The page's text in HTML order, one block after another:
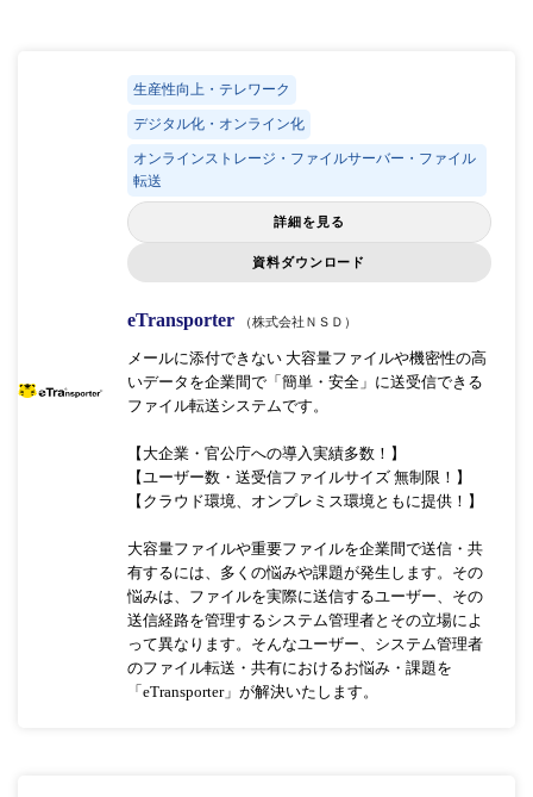
生産性向上・テレワーク
デジタル化・オンライン化
オンラインストレージ・ファイルサーバー・ファイル
転送
詳細を見る
資料ダウンロード
eTransporter （株式会社ＮＳＤ）
メールに添付できない 大容量ファイルや機密性の高
いデータを企業間で「簡単・安全」に送受信できる
ファイル転送システムです。
【大企業・官公庁への導入実績多数！】
【ユーザー数・送受信ファイルサイズ 無制限！】
【クラウド環境、オンプレミス環境ともに提供！】
大容量ファイルや重要ファイルを企業間で送信・共
有するには、多くの悩みや課題が発生します。その
悩みは、ファイルを実際に送信するユーザー、その
送信経路を管理するシステム管理者とその立場によ
って異なります。そんなユーザー、システム管理者
のファイル転送・共有におけるお悩み・課題を
「eTransporter」が解決いたします。